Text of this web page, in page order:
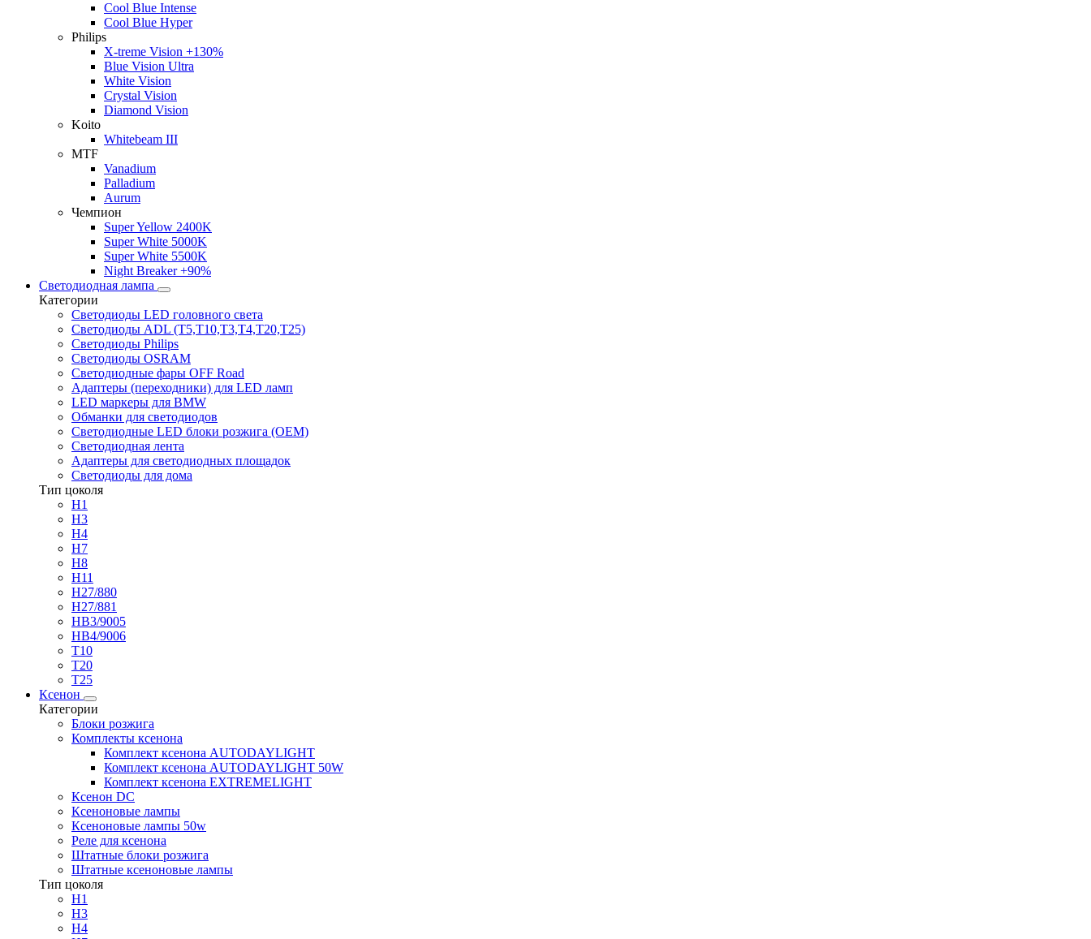
Cool Blue Intense
Cool Blue Hyper
Philips
X-treme Vision +130%
Blue Vision Ultra
White Vision
Crystal Vision
Diamond Vision
Koito
Whitebeam III
MTF
Vanadium
Palladium
Aurum
Чемпион
Super Yellow 2400K
Super White 5000K
Super White 5500K
Night Breaker +90%
Светодиодная лампа
Категории
Светодиоды LED головного света
Светодиоды ADL (T5,T10,T3,T4,T20,T25)
Светодиоды Philips
Светодиоды OSRAM
Светодиодные фары OFF Road
Адаптеры (переходники) для LED ламп
LED маркеры для BMW
Обманки для светодиодов
Светодиодные LED блоки розжига (OEM)
Светодиодная лента
Адаптеры для светодиодных площадок
Светодиоды для дома
Тип цоколя
H1
H3
H4
H7
H8
H11
H27/880
H27/881
HB3/9005
HB4/9006
T10
T20
T25
Ксенон
Категории
Блоки розжига
Комплекты ксенона
Комплект ксенона AUTODAYLIGHT
Комплект ксенона AUTODAYLIGHT 50W
Комплект ксенона EXTREMELIGHT
Ксенон DC
Ксеноновые лампы
Ксеноновые лампы 50w
Реле для ксенона
Штатные блоки розжига
Штатные ксеноновые лампы
Тип цоколя
H1
H3
H4